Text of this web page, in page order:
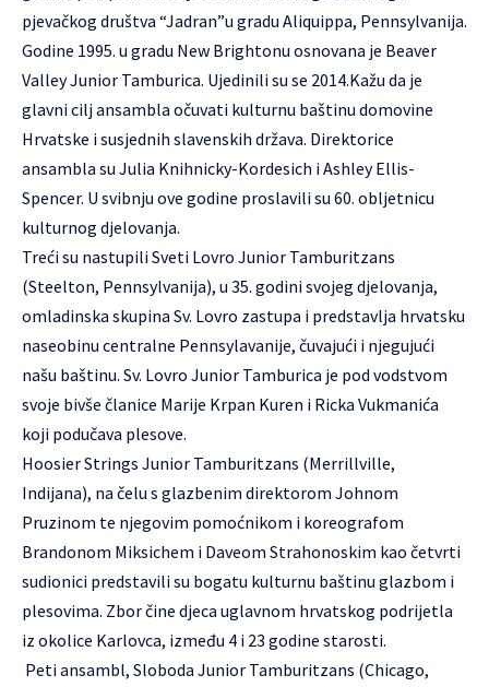
pjevačkog društva “Jadran”u gradu Aliquippa, Pennsylvanija.
Godine 1995. u gradu New Brightonu osnovana je Beaver
Valley Junior Tamburica. Ujedinili su se 2014.Kažu da je
glavni cilj ansambla očuvati kulturnu baštinu domovine
Hrvatske i susjednih slavenskih država. Direktorice
ansambla su Julia Knihnicky-Kordesich i Ashley Ellis-
Spencer. U svibnju ove godine proslavili su 60. obljetnicu
kulturnog djelovanja.
Treći su nastupili Sveti Lovro Junior Tamburitzans
(Steelton, Pennsylvanija), u 35. godini svojeg djelovanja,
omladinska skupina Sv. Lovro zastupa i predstavlja hrvatsku
naseobinu centralne Pennsylavanije, čuvajući i njegujući
našu baštinu. Sv. Lovro Junior Tamburica je pod vodstvom
svoje bivše članice Marije Krpan Kuren i Ricka Vukmanića
koji podučava plesove.
Hoosier Strings Junior Tamburitzans (Merrillville,
Indijana), na čelu s glazbenim direktorom Johnom
Pruzinom te njegovim pomoćnikom i koreografom
Brandonom Miksichem i Daveom Strahonoskim kao četvrti
sudionici predstavili su bogatu kulturnu baštinu glazbom i
plesovima. Zbor čine djeca uglavnom hrvatskog podrijetla
iz okolice Karlovca, između 4 i 23 godine starosti.
Peti ansambl, Sloboda Junior Tamburitzans (Chicago,